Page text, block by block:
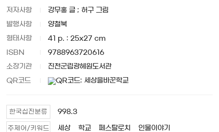
저자사항 강무홍 글 ; 허구 그림
발행사항 양철북
형태사항 41 p. : 25x27 cm
ISBN 9788963720616
소장기관 진천군립광혜원도서관
QR코드
한국십진분류 998.3
주제어/키워드 세상 학교 페스탈로치 인물이야기